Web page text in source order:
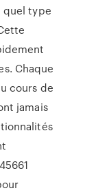
type
Chaque
cours de
jamais